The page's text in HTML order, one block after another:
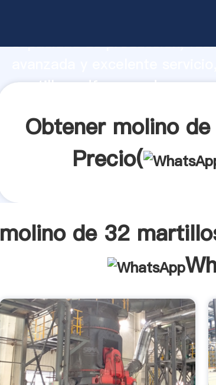
capacidad de producción,
martillos pdf proveedor crea
Obtener molino
Precio(
molino de 32